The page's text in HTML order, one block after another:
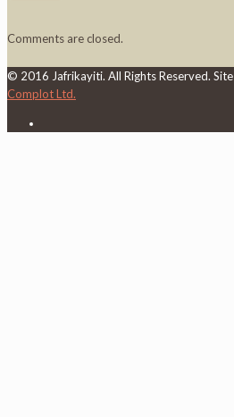
Comments are closed.
© 2016 Jafrikayiti. All Rights Reserved.
Complot Ltd.